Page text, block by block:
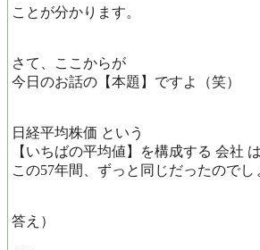
ことが分かります。
さて、ここからが
今日のお話の【本題】ですよ（笑）
日経平均株価 という
【いちばの平均値】を構成する 会社 は
この57年間、ずっと同じだったのでし
答え）